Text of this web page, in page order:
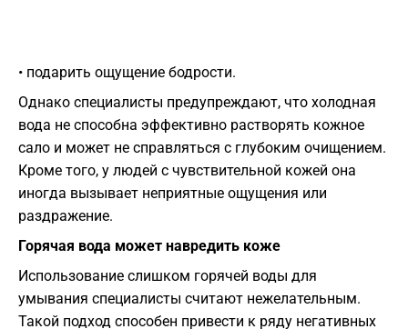
• подарить ощущение бодрости.
Однако специалисты предупреждают, что холодная
вода не способна эффективно растворять кожное
сало и может не справляться с глубоким очищением.
Кроме того, у людей с чувствительной кожей она
иногда вызывает неприятные ощущения или
раздражение.
Горячая вода может навредить коже
Использование слишком горячей воды для
умывания специалисты считают нежелательным.
Такой подход способен привести к ряду негативных